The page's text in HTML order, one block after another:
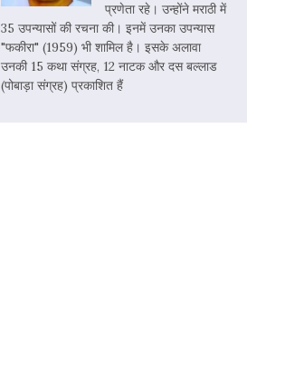
प्रणेता रहे। उन्होंने मराठी में
35 उपन्यासों की रचना की। इनमें उनका उपन्यास
"फकीरा" (1959) भी शामिल है। इसके अलावा
उनकी 15 कथा संग्रह, 12 नाटक और दस बल्लाड
(पोबाड़ा संग्रह) प्रकाशित हैं